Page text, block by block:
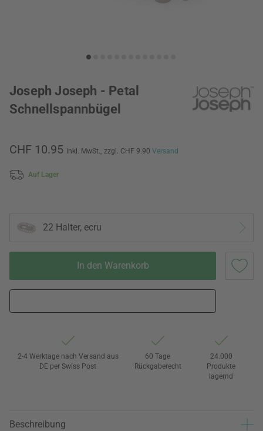
Joseph Joseph - Petal
Schnellspannbügel
CHF 10.95 inkl. MwSt., zzgl. CHF 9.90 Versand
Auf Lager
22 Halter, ecru
In den Warenkorb
2-4 Werktage nach Versand aus
DE per Swiss Post
60 Tage
Rückgaberecht
24.000
Produkte
lagernd
Beschreibung